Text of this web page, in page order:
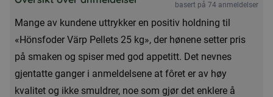
kg
antall
basert på 74 anmeldelser
Mange av kundene uttrykker en positiv holdning til
«Hönsfoder Värp Pellets 25 kg», der hønene setter pris
på smaken og spiser med god appetitt. Det nevnes
gjentatte ganger i anmeldelsene at fôret er av høy
kvalitet og ikke smuldrer, noe som gjør det enklere å